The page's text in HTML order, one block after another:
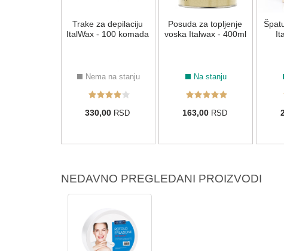
Trake za depilaciju
ItalWax - 100 komada
Nema na stanju
330,00 RSD
Posuda za topljenje
voska Italwax - 400ml
Na stanju
163,00 RSD
NEDAVNO PREGLEDANI PROIZVODI